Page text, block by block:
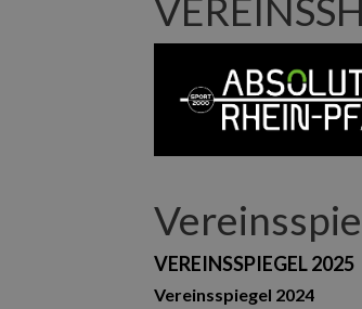
VEREINSSPIEGEL 2025
Vereinsspiegel 2024